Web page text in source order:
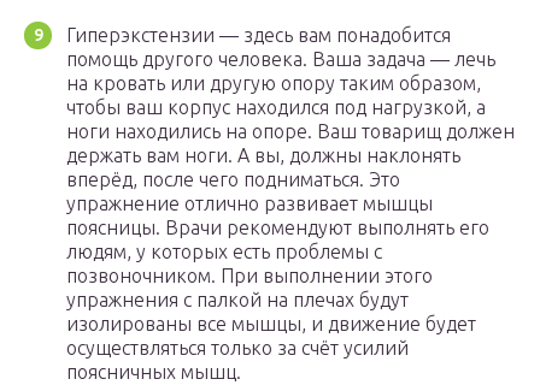
Гиперэкстензии — здесь вам понадобится
помощь другого человека. Ваша задача — лечь
на кровать или другую опору таким образом,
чтобы ваш корпус находился под нагрузкой, а
ноги находились на опоре. Ваш товарищ должен
держать вам ноги. А вы, должны наклонять
вперёд, после чего подниматься. Это
упражнение отлично развивает мышцы
поясницы. Врачи рекомендуют выполнять его
людям, у которых есть проблемы с
позвоночником. При выполнении этого
упражнения с палкой на плечах будут
изолированы все мышцы, и движение будет
осуществляться только за счёт усилий
поясничных мышц.